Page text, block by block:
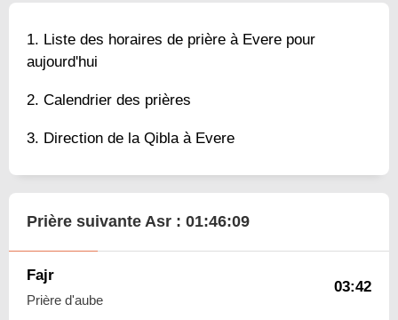
Liste des horaires de prière à Evere pour
aujourd'hui
Calendrier des prières
Direction de la Qibla à Evere
Prière suivante Asr : 01:46:08
Fajr
Prière d'aube
03:42